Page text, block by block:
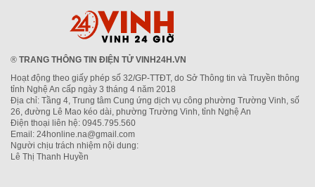
® TRANG THÔNG TIN ĐIỆN TỬ VINH24H.VN
Hoạt động theo giấy phép số 32/GP-TTĐT, do Sở Thông tin và Truyền thông
tỉnh Nghệ An cấp ngày 3 tháng 4 năm 2018
Địa chỉ: Tầng 4, Trung tâm Cung ứng dịch vụ công phường Trường Vinh, số
26, đường Lê Mao kéo dài, phường Trường Vinh, tỉnh Nghệ An
Điện thoại liên hệ: 0945.795.560
Email: 24honline.na@gmail.com
Người chịu trách nhiệm nội dung:
Lê Thị Thanh Huyền